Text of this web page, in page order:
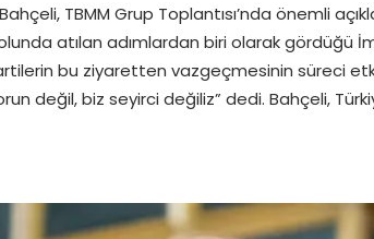
TBMM Grup Toplantısı’nda önemli
atılan adımlardan biri olarak gördüğü
bu ziyaretten vazgeçmesinin süreci
değil, biz seyirci değiliz” dedi. Bahçeli,